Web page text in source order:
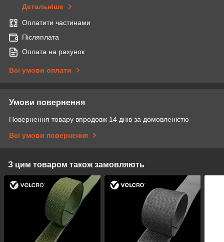
Детальніше
Оплатити частинами
Післяплата
Оплата на рахунок
Всі умови оплати
Умови повернення
Повернення товару впродовж 14 днів за домовленістю
Всі умови повернення
З цим товаром також замовляють